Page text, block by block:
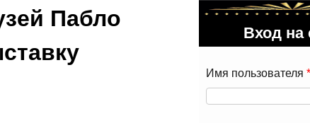
Пабло
Вход на
Имя пользователя *